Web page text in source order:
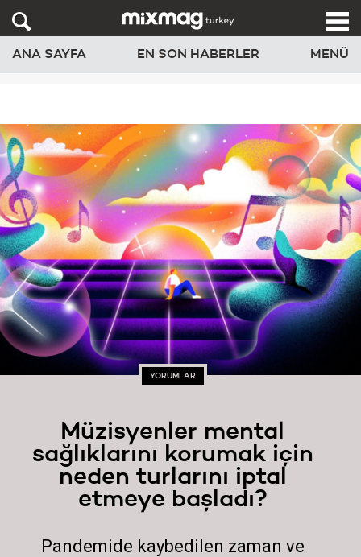
ANA SAYFA EN SON HABERLER MENÜ
YORUMLAR
Müzisyenler mental
sağlıklarını korumak için
neden turlarını iptal
etmeye başladı?
Pandemide kaybedilen zaman ve